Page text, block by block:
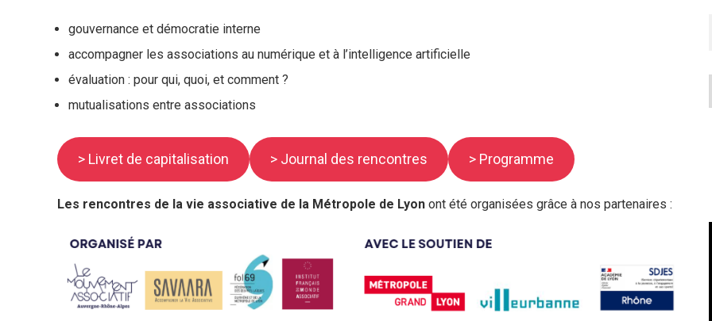
gouvernance et démocratie interne
accompagner les associations au numérique et à l’intelligence artificielle
évaluation : pour qui, quoi, et comment ?
mutualisations entre associations
> Livret de capitalisation > Journal des rencontres > Programme
Les rencontres de la vie associative de la Métropole de Lyon ont été organisées grâce à nos partenaires :